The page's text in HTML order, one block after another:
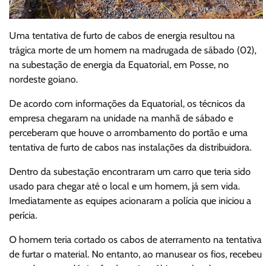
Uma tentativa de furto de cabos de energia resultou na
trágica morte de um homem na madrugada de sábado (02),
na subestação de energia da Equatorial, em Posse, no
nordeste goiano.
De acordo com informações da Equatorial, os técnicos da
empresa chegaram na unidade na manhã de sábado e
perceberam que houve o arrombamento do portão e uma
tentativa de furto de cabos nas instalações da distribuidora.
Dentro da subestação encontraram um carro que teria sido
usado para chegar até o local e um homem, já sem vida.
Imediatamente as equipes acionaram a polícia que iniciou a
perícia.
O homem teria cortado os cabos de aterramento na tentativa
de furtar o material. No entanto, ao manusear os fios, recebeu